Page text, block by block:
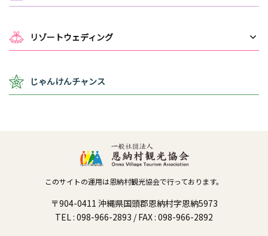
リゾートウェディング
じゃんけんチャンス
このサイトの運用は恩納村観光協会で行っております。
〒904-0411 沖縄県国頭郡恩納村字恩納5973
TEL : 098-966-2893 / FAX : 098-966-2892